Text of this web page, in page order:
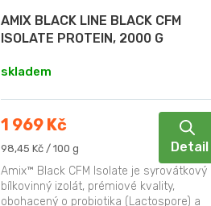
AMIX BLACK LINE BLACK CFM
ISOLATE PROTEIN, 2000 G
skladem
1 969 Kč
Měrná
98,45 Kč / 100 g Detail
Amix™ Black CFM Isolate je syrovátkový
bílkovinný izolát, prémiové kvality,
obohacený o probiotika (Lactospore) a